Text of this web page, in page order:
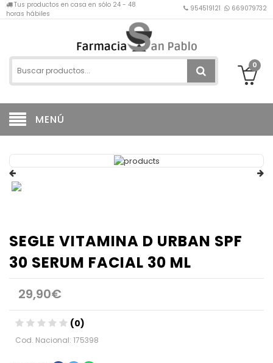
Tus productos en casa en sólo 24 - 48
horas hábiles
954519121 669079732
0
MENÚ
SEGLE VITAMINA D URBAN SPF
30 SERUM FACIAL 30 ML
29,90€
(0)
Cod. Nacional: 175398